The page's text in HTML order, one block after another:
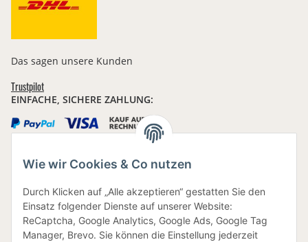
Wie wir Cookies & Co nutzen
Durch Klicken auf „Alle akzeptieren“ gestatten Sie den
Einsatz folgender Dienste auf unserer Website:
ReCaptcha, Google Analytics, Google Ads, Google Tag
Manager, Brevo. Sie können die Einstellung jederzeit
Das sagen unsere Kunden
Trustpilot
EINFACHE, SICHERE ZAHLUNG: